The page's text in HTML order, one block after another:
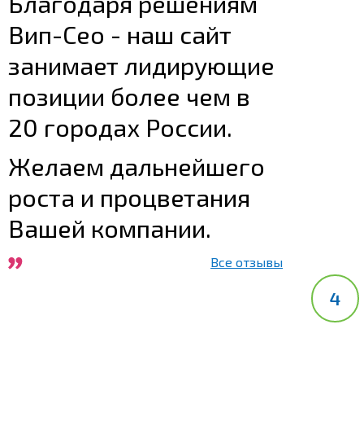
Вип-Сео - наш сайт
занимает лидирующие
позиции более чем в
20 городах России.
Желаем дальнейшего
роста и процветания
Вашей компании.
Все отзывы